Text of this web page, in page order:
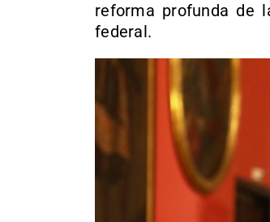
reforma profunda de
federal.